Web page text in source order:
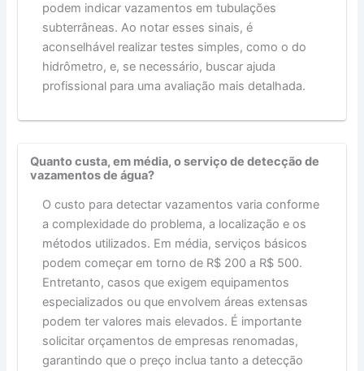
podem indicar vazamentos em tubulações
subterrâneas. Ao notar esses sinais, é
aconselhável realizar testes simples, como o do
hidrômetro, e, se necessário, buscar ajuda
profissional para uma avaliação mais detalhada.
Quanto custa, em média, o serviço de detecção de
vazamentos de água?
O custo para detectar vazamentos varia conforme
a complexidade do problema, a localização e os
métodos utilizados. Em média, serviços básicos
podem começar em torno de R$ 200 a R$ 500.
Entretanto, casos que exigem equipamentos
especializados ou que envolvem áreas extensas
podem ter valores mais elevados. É importante
solicitar orçamentos de empresas renomadas,
garantindo que o preço inclua tanto a detecção